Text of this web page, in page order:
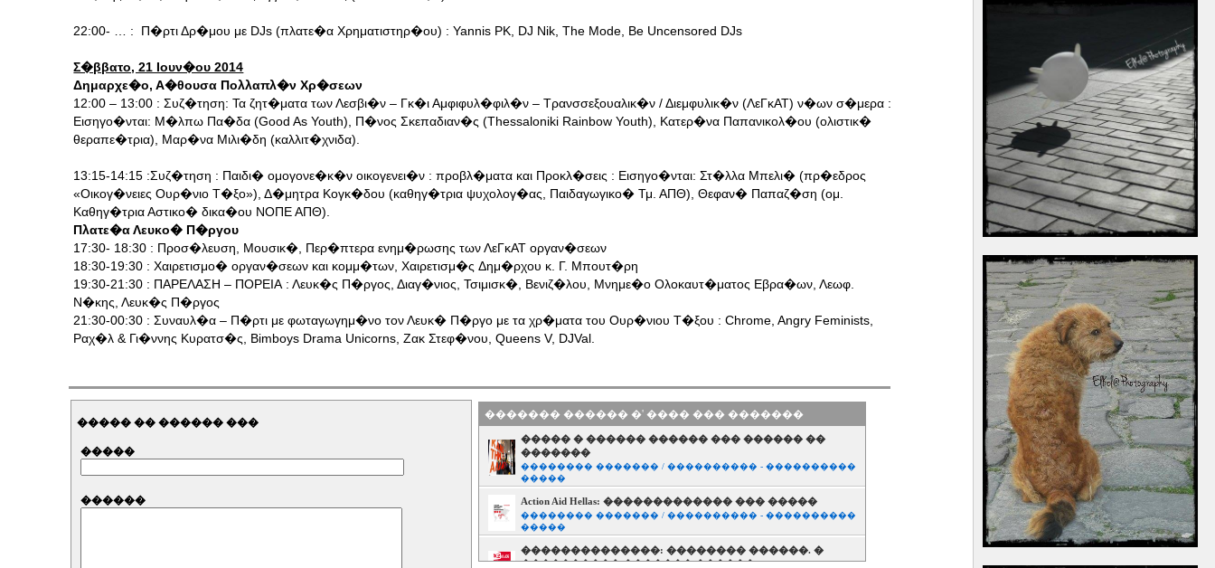
22:00- … : Π�ρτι Δρ�μου με DJs (πλατε�α Χρηματιστηρ�ου) : Yannis PK, DJ Nik, The Mode, Be Uncensored DJs
Σ�ββατο, 21 Ιουν�ου 2014
Δημαρχε�ο, Α�θουσα Πολλαπλ�ν Χρ�σεων
12:00 – 13:00 : Συζ�τηση: Τα ζητ�ματα των Λεσβι�ν – Γκ�ι Αμφιφυλ�φιλ�ν – Τρανσσεξουαλικ�ν / Διεμφυλικ�ν (ΛεΓκΑΤ) ν�ων σ�μερα :
Εισηγο�νται: Μ�λπω Πα�δα (Good As Youth), Π�νος Σκεπαδιαν�ς (Thessaloniki Rainbow Youth), Κατερ�να Παπανικολ�ου (ολιστικ�
θεραπε�τρια), Μαρ�να Μιλι�δη (καλλιτ�χνιδα).
13:15-14:15 :Συζ�τηση : Παιδι� ομογονε�κ�ν οικογενει�ν : προβλ�ματα και Προκλ�σεις : Εισηγο�νται: Στ�λλα Μπελι� (πρ�εδρος
«Οικογ�νειες Ουρ�νιο Τ�ξο»), Δ�μητρα Κογκ�δου (καθηγ�τρια ψυχολογ�ας, Παιδαγωγικο� Τμ. ΑΠΘ), Θεφαν� Παπαζ�ση (ομ.
Καθηγ�τρια Αστικο� δικα�ου ΝΟΠΕ ΑΠΘ).
Πλατε�α Λευκο� Π�ργου
17:30- 18:30 : Προσ�λευση, Μουσικ�, Περ�πτερα ενημ�ρωσης των ΛεΓκΑΤ οργαν�σεων
18:30-19:30 : Χαιρετισμο� οργαν�σεων και κομμ�των, Χαιρετισμ�ς Δημ�ρχου κ. Γ. Μπουτ�ρη
19:30-21:30 : ΠΑΡΕΛΑΣΗ – ΠΟΡΕΙΑ : Λευκ�ς Π�ργος, Διαγ�νιος, Τσιμισκ�, Βενιζ�λου, Μνημε�ο Ολοκαυτ�ματος Εβρα�ων, Λεωφ.
Ν�κης, Λευκ�ς Π�ργος
21:30-00:30 : Συναυλ�α – Π�ρτι με φωταγωγημ�νο τον Λευκ� Π�ργο με τα χρ�ματα του Ουρ�νιου Τ�ξου : Chrome, Angry Feminists,
Ραχ�λ & Γι�ννης Κυρατσ�ς, Bimboys Drama Unicorns, Ζακ Στεφ�νου, Queens V, DJVal.
����� �� ������ ���
�����
������
������� ������ �' ���� ��� �������
����� � ������ ������ ��� ������ ��
�������
�������� ������� / ���������� - ����������
�����
Action Aid Hellas: ������������� ��� �����
�������� ������� / ���������� - ����������
�����
��������������: �������� ������. �
���������� ������� ������